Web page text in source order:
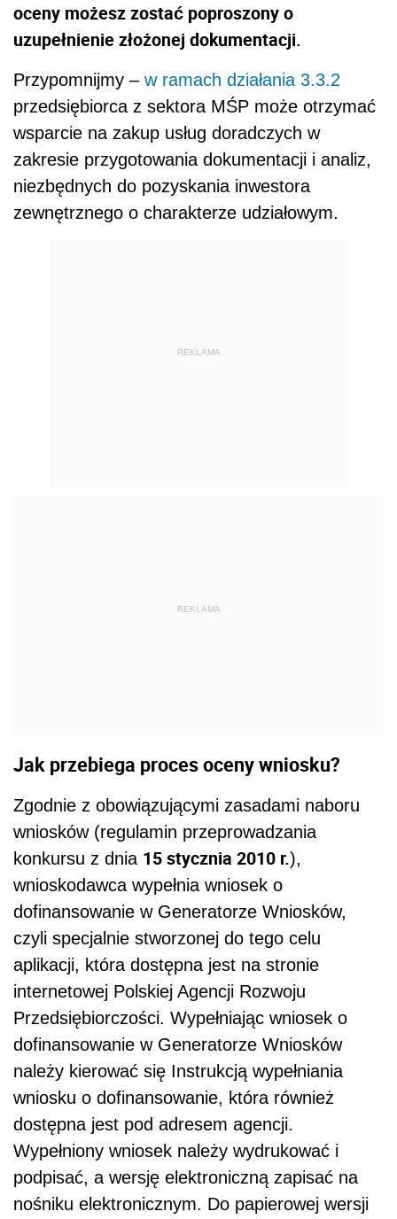
oceny możesz zostać poproszony o
uzupełnienie złożonej dokumentacji.
Przypomnijmy – w ramach działania 3.3.2
przedsiębiorca z sektora MŚP może otrzymać
wsparcie na zakup usług doradczych w
zakresie przygotowania dokumentacji i analiz,
niezbędnych do pozyskania inwestora
zewnętrznego o charakterze udziałowym.
REKLAMA
REKLAMA
Jak przebiega proces oceny wniosku?
Zgodnie z obowiązującymi zasadami naboru
wniosków (regulamin przeprowadzania
konkursu z dnia 15 stycznia 2010 r.),
wnioskodawca wypełnia wniosek o
dofinansowanie w Generatorze Wniosków,
czyli specjalnie stworzonej do tego celu
aplikacji, która dostępna jest na stronie
internetowej Polskiej Agencji Rozwoju
Przedsiębiorczości. Wypełniając wniosek o
dofinansowanie w Generatorze Wniosków
należy kierować się Instrukcją wypełniania
wniosku o dofinansowanie, która również
dostępna jest pod adresem agencji.
Wypełniony wniosek należy wydrukować i
podpisać, a wersję elektroniczną zapisać na
nośniku elektronicznym. Do papierowej wersji